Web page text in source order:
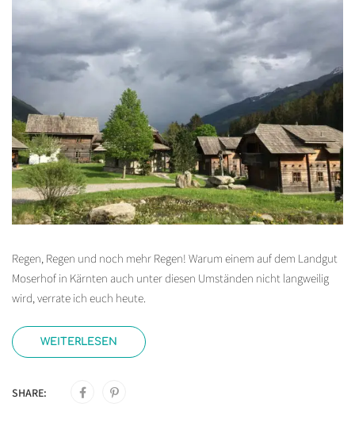
Regen, Regen und noch mehr Regen! Warum einem auf dem Landgut
Moserhof in Kärnten auch unter diesen Umständen nicht langweilig
wird, verrate ich euch heute.
WEITERLESEN
SHARE: